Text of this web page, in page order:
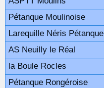
Pétanque Moulinoise
Larequille Néris Pétanque
AS Neuilly le Réal
la Boule Rocles
Pétanque Rongéroise